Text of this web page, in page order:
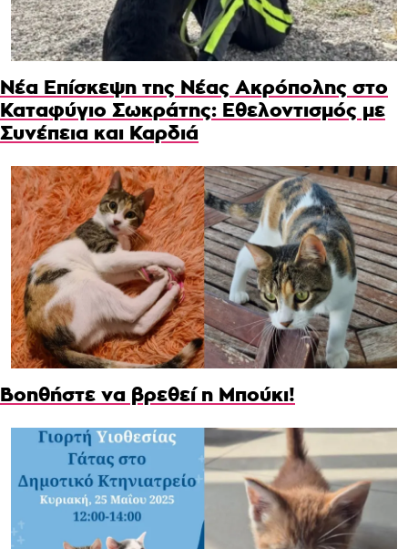
Νέα Επίσκεψη της Νέας Ακρόπολης στο
Καταφύγιο Σωκράτης: Εθελοντισμός με
Συνέπεια και Καρδιά
Βοηθήστε να βρεθεί η Μπούκι!